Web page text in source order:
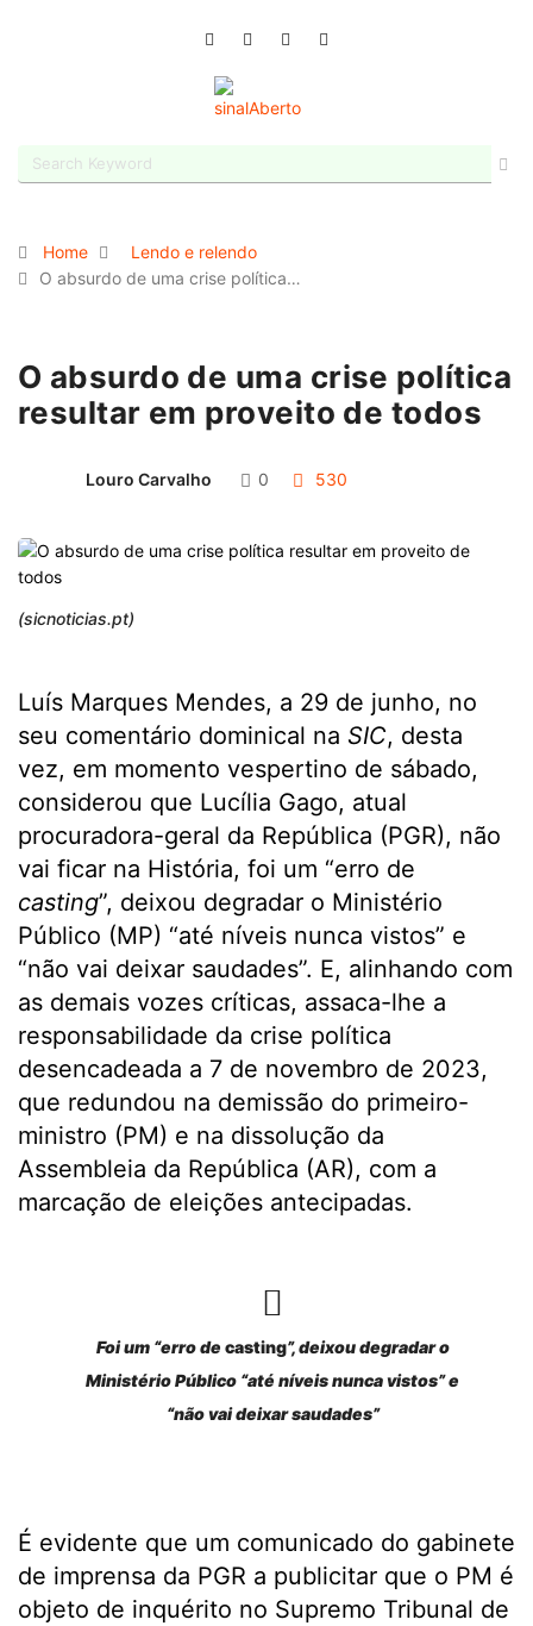
Home
Lendo e relendo
O absurdo de uma crise política…
O absurdo de uma crise política
resultar em proveito de todos
Louro Carvalho 0 530
(sicnoticias.pt)
Luís Marques Mendes, a 29 de junho, no
seu comentário dominical na SIC, desta
vez, em momento vespertino de sábado,
considerou que Lucília Gago, atual
procuradora-geral da República (PGR), não
vai ficar na História, foi um “erro de
casting”, deixou degradar o Ministério
Público (MP) “até níveis nunca vistos” e
“não vai deixar saudades”. E, alinhando com
as demais vozes críticas, assaca-lhe a
responsabilidade da crise política
desencadeada a 7 de novembro de 2023,
que redundou na demissão do primeiro-
ministro (PM) e na dissolução da
Assembleia da República (AR), com a
marcação de eleições antecipadas.
Foi um “erro de casting”, deixou degradar o
Ministério Público “até níveis nunca vistos” e
“não vai deixar saudades”
É evidente que um comunicado do gabinete
de imprensa da PGR a publicitar que o PM é
objeto de inquérito no Supremo Tribunal de